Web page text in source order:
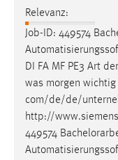
Relevanz:
Job-ID: 449574
DI FA MF PE3 Art
was morgen
com/de/de/
http://
449574